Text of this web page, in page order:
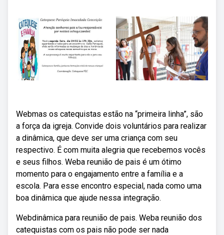
Webmas os catequistas estão na “primeira linha”, são
a força da igreja. Convide dois voluntários para realizar
a dinâmica, que deve ser uma criança com seu
respectivo. É com muita alegria que recebemos vocês
e seus filhos. Weba reunião de pais é um ótimo
momento para o engajamento entre a família e a
escola. Para esse encontro especial, nada como uma
boa dinâmica que ajude nessa integração.
Webdinâmica para reunião de pais. Weba reunião dos
catequistas com os pais não pode ser nada